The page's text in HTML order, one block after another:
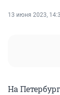
13 июня 2023,
На